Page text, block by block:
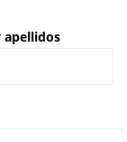
apellidos